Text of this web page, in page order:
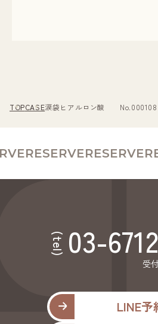
TOPCASE涙袋ヒアルロン酸 No.000108
RESERVERESERVE
(tel) 03-
受
LINE予